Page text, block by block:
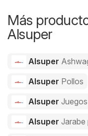
Más
Alsuper
Alsuper
Alsuper Pollos
Alsuper
Alsuper Jarabe